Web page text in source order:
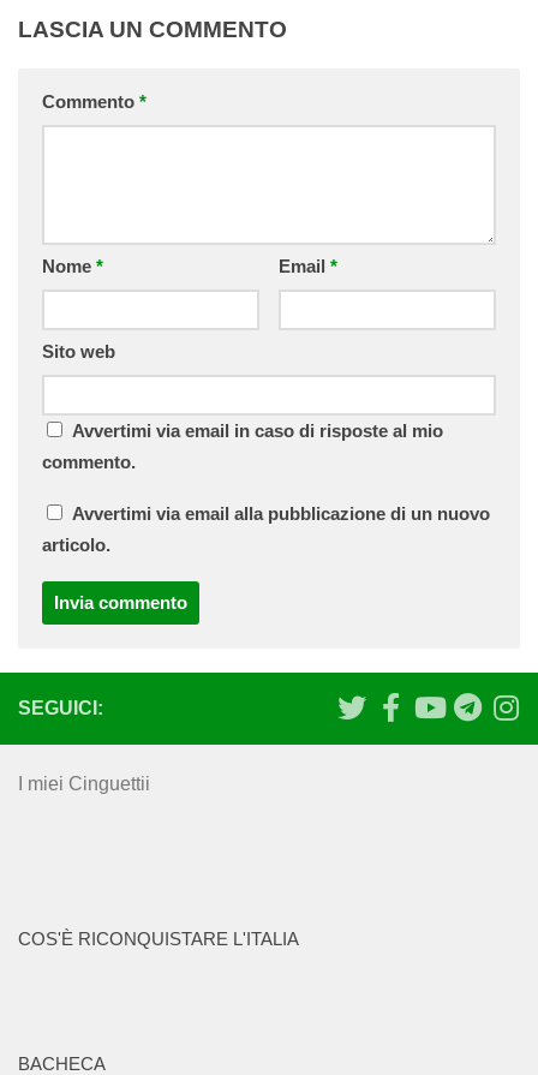
LASCIA UN COMMENTO
Commento *
Nome * Email *
Sito web
Avvertimi via email in caso di risposte al mio
commento.
Avvertimi via email alla pubblicazione di un nuovo
articolo.
SEGUICI:
I miei Cinguettii
COS'È RICONQUISTARE L'ITALIA
BACHECA